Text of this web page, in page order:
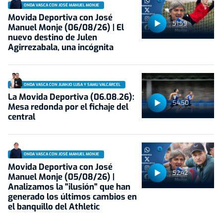
51:59
ONDA VASCA CON JOSÉ MANUEL MONJE
Movida Deportiva con José
Manuel Monje (06/08/26) | El
nuevo destino de Julen
Agirrezabala, una incógnita
54:50
ONDA VASCA CON JUANJO LUSA Y SAMU VALCÁRCEL
La Movida Deportiva (06.08.26):
Mesa redonda por el fichaje del
central
52:42
ONDA VASCA CON JOSÉ MANUEL MONJE
Movida Deportiva con José
Manuel Monje (05/08/26) |
Analizamos la "ilusión" que han
generado los últimos cambios en
el banquillo del Athletic